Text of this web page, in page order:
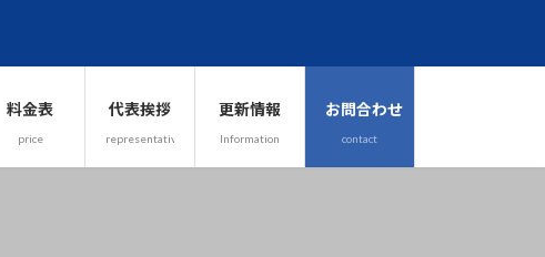
料金表
price
代表挨拶
representative
更新情報
Information
お問合わせ
contact